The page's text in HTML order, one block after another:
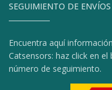
SEGUIMIENTO DE ENVÍOS
Encuentra aquí
Catsensors: haz click en
número de seguimiento.